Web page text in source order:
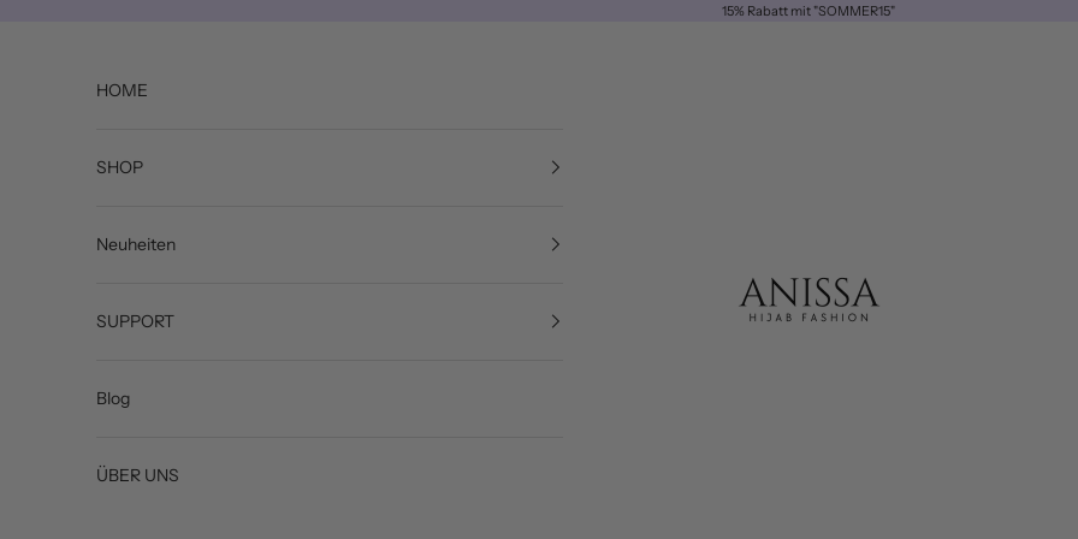
15% Rabatt mit "SOMMER15"
HOME
SHOP
Neuheiten
SUPPORT
Blog
ÜBER UNS